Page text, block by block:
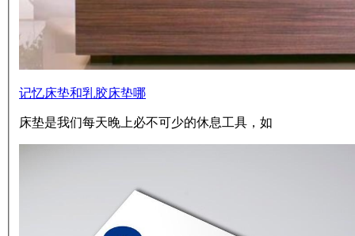
记忆床垫和乳胶床垫哪
床垫是我们每天晚上必不可少的休息工具，如